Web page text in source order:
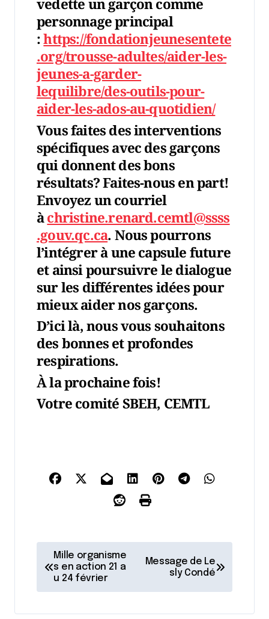
vedette un garçon comme
personnage principal
:https://fondationjeunesentete
.org/trousse-adultes/aider-les-
jeunes-a-garder-
lequilibre/des-outils-pour-
aider-les-ados-au-quotidien/
Vous faites des interventions
spécifiques avec des garçons
qui donnent des bons
résultats? Faites-nous en part!
Envoyez un courriel
àchristine.renard.cemtl@ssss
.gouv.qc.ca. Nous pourrons
l’intégrer à une capsule future
et ainsi poursuivre le dialogue
sur les différentes idées pour
mieux aider nos garçons.
D’ici là, nous vous souhaitons
des bonnes et profondes
respirations.
À la prochaine fois!
Votre comité SBEH, CEMTL
v
i
Mille organisme
s en action 21 a
u 24 février
Message de Le
sly Condé